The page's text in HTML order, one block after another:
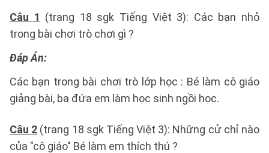
Câu 1 (trang 18 sgk Tiếng Việt 3): Các bạn nhỏ
trong bài chơi trò chơi gì ?
Đáp Án:
Các bạn trong bài chơi trò lớp học : Bé làm cô giáo
giảng bài, ba đứa em làm học sinh ngồi học.
Câu 2 (trang 18 sgk Tiếng Việt 3): Những cử chỉ nào
của "cô giáo" Bé làm em thích thú ?